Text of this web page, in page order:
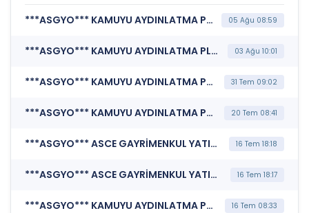
***ASGYO*** KAMUYU AYDINLATMA PLATFORMU (Pay Alım Satım Bildirimi) 05 Ağu 08:59
***ASGYO*** KAMUYU AYDINLATMA PLATFORMU (Pay Alım Satım Bildirimi) 03 Ağu 10:01
***ASGYO*** KAMUYU AYDINLATMA PLATFORMU (Pay Alım Satım Bildirimi) 31 Tem 09:02
***ASGYO*** KAMUYU AYDINLATMA PLATFORMU (Pay Alım Satım Bildirimi) 20 Tem 08:41
***ASGYO*** ASCE GAYRİMENKUL YATIRIM ORTAKLIĞI A.Ş. (Portföy Sınırlamalarına Uyumun Kontrolü) 16 Tem 18:18
***ASGYO*** ASCE GAYRİMENKUL YATIRIM ORTAKLIĞI A.Ş. (Portföy Sınırlamalarına Uyumun Kontrolü) 16 Tem 18:17
***ASGYO*** KAMUYU AYDINLATMA PLATFORMU (Pay Alım Satım Bildirimi) 16 Tem 08:33